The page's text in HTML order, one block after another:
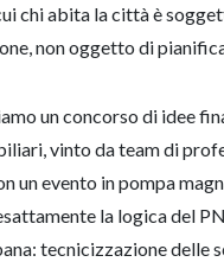
chi abita la città è
non oggetto di
un concorso di idee
vinto da team di
un evento in pompa
la logica del
tecnicizzazione delle